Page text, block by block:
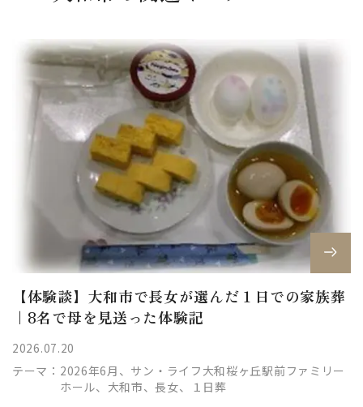
【体験談】大和市で長女が選んだ１日での家族葬
｜8名で母を見送った体験記
2026.07.20
テーマ： 2026年6月、サン・ライフ大和桜ヶ丘駅前ファミリー
ホール、大和市、長女、１日葬